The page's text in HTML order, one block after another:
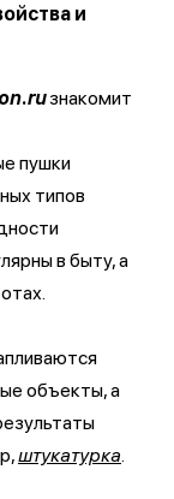
и
знакомит
пушки
типов
в быту, а
объекты, а
штукатурка